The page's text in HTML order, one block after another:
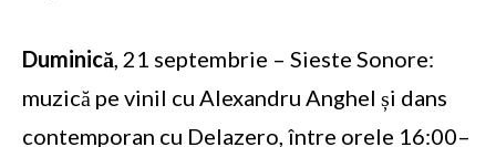
Duminică, 21 septembrie – Sieste Sonore:
muzică pe vinil cu Alexandru Anghel și dans
contemporan cu Delazero, între orele 16:00–